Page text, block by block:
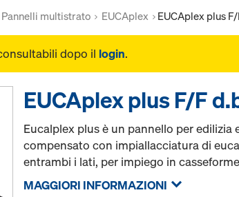
Pannelli multistrato EUCAplex EUCAplex plus
dopo il login.
EUCAplex plus F/F
Eucalplex plus è un pannello per edilizia
compensato con impiallacciatura di
entrambi i lati, per impiego in
MAGGIORI INFORMAZIONI